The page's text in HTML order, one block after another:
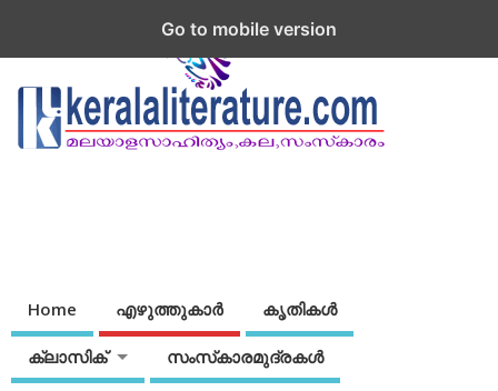
Home എഴുത്തുകാര്‍ കൃതികൾ
ക്ലാസിക് സംസ്‌കാരമുദ്രകള്‍
Go to mobile version